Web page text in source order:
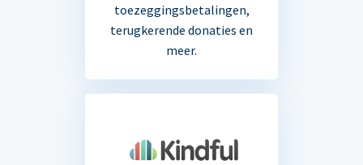
toezeggingsbetalingen,
terugkerende donaties en
meer.